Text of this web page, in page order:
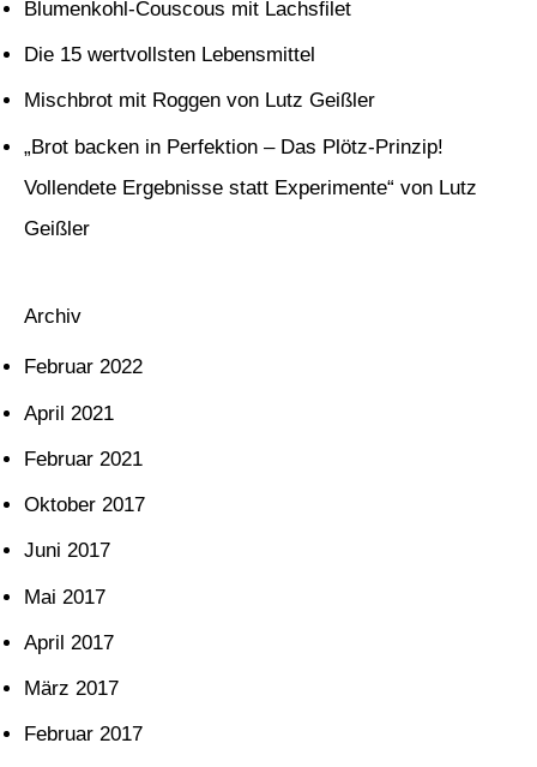
n
n
a
c
h
:
Blumenkohl-Couscous mit Lachsfilet
Die 15 wertvollsten Lebensmittel
Mischbrot mit Roggen von Lutz Geißler
„Brot backen in Perfektion – Das Plötz-Prinzip!
Vollendete Ergebnisse statt Experimente“ von Lutz
Geißler
Archiv
Februar 2022
April 2021
Februar 2021
Oktober 2017
Juni 2017
Mai 2017
April 2017
März 2017
Februar 2017